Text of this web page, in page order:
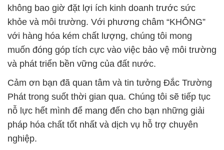
không bao giờ đặt lợi ích kinh doanh trước sức
khỏe và môi trường. Với phương châm “KHÔNG”
với hàng hóa kém chất lượng, chúng tôi mong
muốn đóng góp tích cực vào việc bảo vệ môi trường
và phát triển bền vững của đất nước.
Cảm ơn bạn đã quan tâm và tin tưởng Đắc Trường
Phát trong suốt thời gian qua. Chúng tôi sẽ tiếp tục
nỗ lực hết mình để mang đến cho bạn những giải
pháp hóa chất tốt nhất và dịch vụ hỗ trợ chuyên
nghiệp.